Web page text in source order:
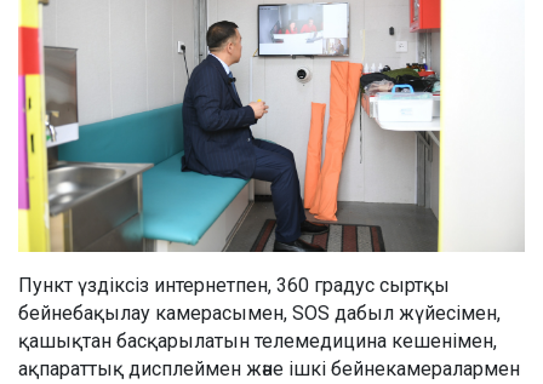
Пункт үздіксіз интернетпен, 360 градус сыртқы
бейнебақылау камерасымен, SOS дабыл жүйесімен,
қашықтан басқарылатын телемедицина кешенімен,
ақпараттық дисплеймен және ішкі бейнекамералармен